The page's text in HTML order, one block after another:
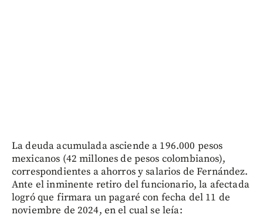
La deuda acumulada asciende a 196.000 pesos
mexicanos (42 millones de pesos colombianos),
correspondientes a ahorros y salarios de Fernández.
Ante el inminente retiro del funcionario, la afectada
logró que firmara un pagaré con fecha del 11 de
noviembre de 2024, en el cual se leía: